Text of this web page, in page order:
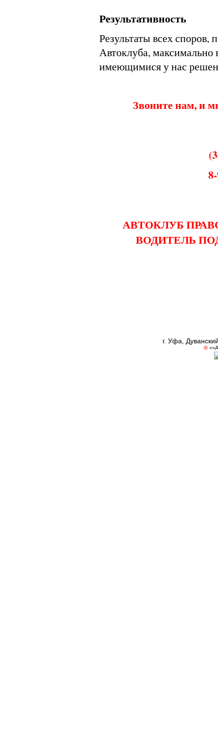
Результативность
Результаты всех
Автоклуба, максимально
имеющимися у нас
Звоните нам, и
АВТОКЛУБ
ВОДИТЕЛЬ
г. Уфа,
©